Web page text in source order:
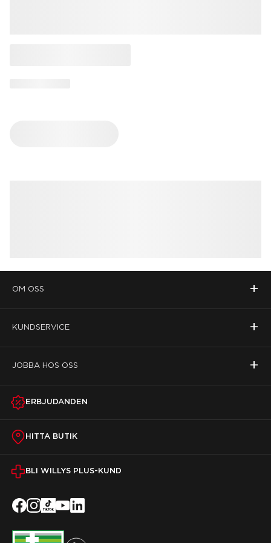
OM OSS +
KUNDSERVICE +
JOBBA HOS OSS +
ERBJUDANDEN
HITTA BUTIK
BLI WILLYS PLUS-KUND